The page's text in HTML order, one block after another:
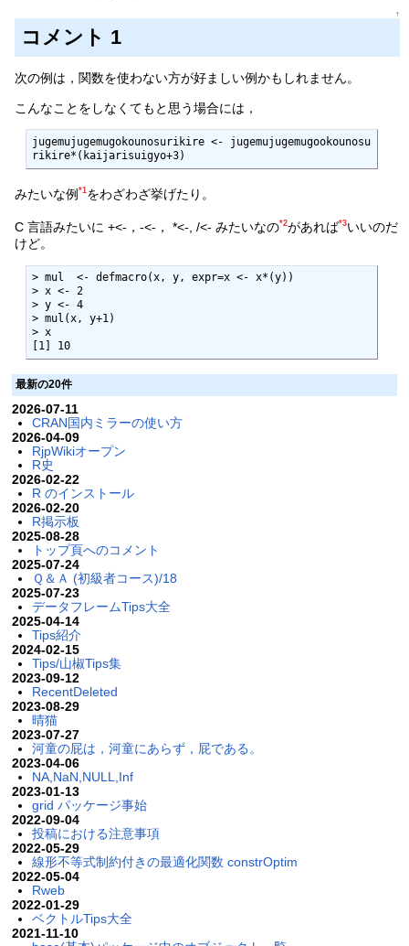
↑
コメント 1
次の例は，関数を使わない方が好ましい例かもしれません。
こんなことをしなくてもと思う場合には，
jugemujugemugokounosurikire <- jugemujugemugookounosu
rikire*(kaijarisuigyo+3)
みたいな例*1をわざわざ挙げたり。
C 言語みたいに +<-，-<-， *<-, /<- みたいなの*2があれば*3いいのだ
けど。
> mul  <- defmacro(x, y, expr=x <- x*(y))
> x <- 2
> y <- 4
> mul(x, y+1)
> x
[1] 10
最新の20件
2026-07-11
CRAN国内ミラーの使い方
2026-04-09
RjpWikiオープン
R史
2026-02-22
R のインストール
2026-02-20
R掲示板
2025-08-28
トップ頁へのコメント
2025-07-24
Ｑ＆Ａ (初級者コース)/18
2025-07-23
データフレームTips大全
2025-04-14
Tips紹介
2024-02-15
Tips/山椒Tips集
2023-09-12
RecentDeleted
2023-08-29
晴猫
2023-07-27
河童の屁は，河童にあらず，屁である。
2023-04-06
NA,NaN,NULL,Inf
2023-01-13
grid パッケージ事始
2022-09-04
投稿における注意事項
2022-05-29
線形不等式制約付きの最適化関数 constrOptim
2022-05-04
Rweb
2022-01-29
ベクトルTips大全
2021-11-10